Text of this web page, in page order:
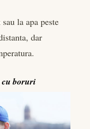
la apa peste
dar
cu boruri